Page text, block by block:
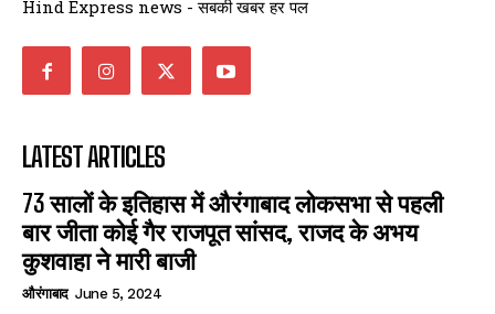
Hind Express news - सबकी खबर हर पल
LATEST ARTICLES
73 सालों के इतिहास में औरंगाबाद लोकसभा से पहली
बार जीता कोई गैर राजपूत सांसद, राजद के अभय
कुशवाहा ने मारी बाजी
औरंगाबाद June 5, 2024